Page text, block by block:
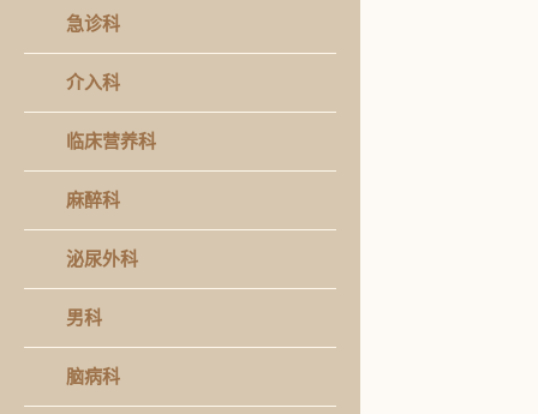
急诊科
介入科
临床营养科
麻醉科
泌尿外科
男科
脑病科